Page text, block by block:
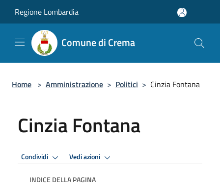
Regione Lombardia
Comune di Crema
Home > Amministrazione > Politici > Cinzia Fontana
Cinzia Fontana
Condividi Vedi azioni
INDICE DELLA PAGINA